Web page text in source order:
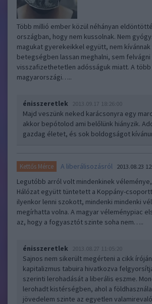
Több millió ember közül néhányan
országban, hogy nem kussolnak. Nem
magukat gyerekeikkel együtt, nem kívánnak
betegségben lassan meghalni, sem
visszafizethetetlen adósságuk miatt. A több
magyarországi…..
énisszeretlek 2013.09.17 18:26:00
Majd veszünk neked karácsonyra egy
akkor bepótolod ami belőlünk hiányzik.
gazdag életet, és sok boldogságot
Kettős Mérce A liberálisozásról 2013.08.23
Legutóbb arról volt mindenkinek
Hálózat együtt tüntetett a Koppány-
ilyenkor lenni szokott, mindenki mindenki
megírhatta volna. A magyar véleménypiac
az, hogy a fogyasztót szinte soha nem…..
énisszeretlek 2013.08.27 11:05:20
Sajnos nem sikerült megérteni a cikk
kapitalizmus tabuira hivatkozva
szerinti lerohadását a liberális eszme.
lerohadt kistérségben, ahol a
jövedelem szinte az egyetlen